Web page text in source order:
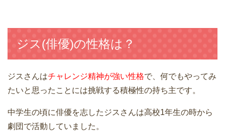
ジス(俳優)の性格は？
ジスさんはチャレンジ精神が強い性格で、何でもやってみ
たいと思ったことには挑戦する積極性の持ち主です。
中学生の頃に俳優を志したジスさんは高校1年生の時から
劇団で活動していました。